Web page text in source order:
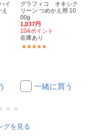
イ
グラフィコ オキシク
リーン つめかえ用 10
00g
1,037円
104ポイント
在庫あり
一緒に買う
グを見る